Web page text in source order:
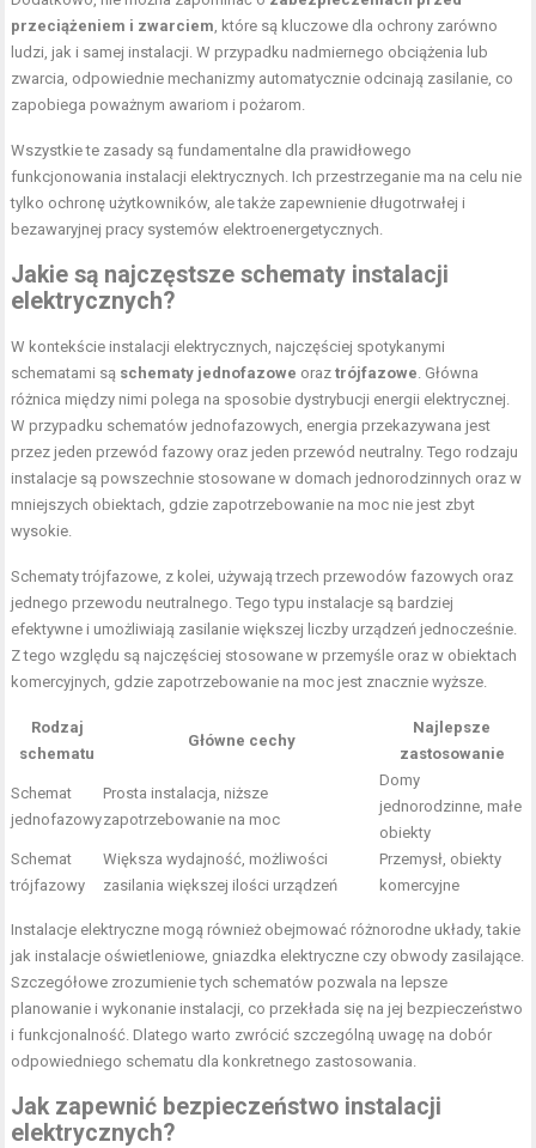
przeciążeniem i zwarciem , które są kluczowe dla ochrony zarówno
ludzi, jak i samej instalacji. W przypadku nadmiernego obciążenia lub
zwarcia, odpowiednie mechanizmy automatycznie odcinają zasilanie, co
zapobiega poważnym awariom i pożarom.
Wszystkie te zasady są fundamentalne dla prawidłowego
funkcjonowania instalacji elektrycznych. Ich przestrzeganie ma na celu nie
tylko ochronę użytkowników, ale także zapewnienie długotrwałej i
bezawaryjnej pracy systemów elektroenergetycznych.
Jakie są najczęstsze schematy instalacji
elektrycznych?
W kontekście instalacji elektrycznych, najczęściej spotykanymi
schematami są schematy jednofazowe oraztrójfazowe . Główna
różnica między nimi polega na sposobie dystrybucji energii elektrycznej.
W przypadku schematów jednofazowych, energia przekazywana jest
przez jeden przewód fazowy oraz jeden przewód neutralny. Tego rodzaju
instalacje są powszechnie stosowane w domach jednorodzinnych oraz w
mniejszych obiektach, gdzie zapotrzebowanie na moc nie jest zbyt
wysokie.
Schematy trójfazowe, z kolei, używają trzech przewodów fazowych oraz
jednego przewodu neutralnego. Tego typu instalacje są bardziej
efektywne i umożliwiają zasilanie większej liczby urządzeń jednocześnie.
Z tego względu są najczęściej stosowane w przemyśle oraz w obiektach
komercyjnych, gdzie zapotrzebowanie na moc jest znacznie wyższe.
Rodzaj
schematu
Główne cechy
Najlepsze
zastosowanie
Schemat
jednofazowy
Prosta instalacja, niższe
zapotrzebowanie na moc
Domy
jednorodzinne, małe
obiekty
Schemat
trójfazowy
Większa wydajność, możliwości
zasilania większej ilości urządzeń
Przemysł, obiekty
komercyjne
Instalacje elektryczne mogą również obejmować różnorodne układy, takie
jak instalacje oświetleniowe, gniazdka elektryczne czy obwody zasilające.
Szczegółowe zrozumienie tych schematów pozwala na lepsze
planowanie i wykonanie instalacji, co przekłada się na jej bezpieczeństwo
i funkcjonalność. Dlatego warto zwrócić szczególną uwagę na dobór
odpowiedniego schematu dla konkretnego zastosowania.
Jak zapewnić bezpieczeństwo instalacji
elektrycznych?